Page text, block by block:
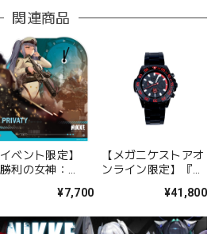
関連商品
イベント限定】
勝利の女神：
時計 プリバティ
¥7,700
【メガニケストアオ
ンライン限定】『勝
タクティカルクォー
ABSOLUTE
¥41,800